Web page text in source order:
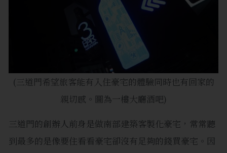
(三道門希望旅客能有入住豪宅的體驗同時也有回家的
親切感。圖為一樓大廳酒吧)
三道門的創辦人前身是做南部建築客製化豪宅，常常聽
到最多的是像要住看看豪宅卻沒有足夠的錢買豪宅。因